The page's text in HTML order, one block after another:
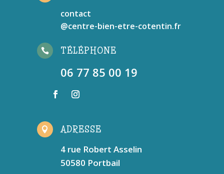
contact
@centre-bien-etre-cotentin.fr
 TÉLÉPHONE
06 77 85 00 19
 ADRESSE
4 rue Robert Asselin
50580 Portbail